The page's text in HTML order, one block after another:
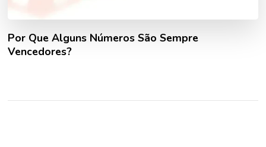
Por Que Alguns Números São Sempre
Vencedores?